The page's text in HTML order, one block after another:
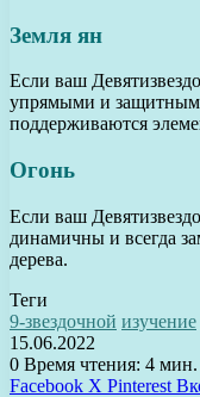
Земля ян
Если ваш
упрямыми и
поддерживаются
Огонь
Если ваш
динамичны и всегда
дерева.
Теги
9-звездочной изучение
15.06.2022
0 Время чтения: 4 мин.
Facebook X Pinterest